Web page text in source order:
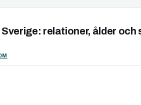
relationer, ålder och